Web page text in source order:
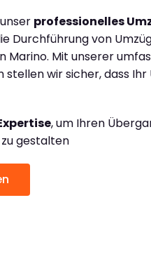
professionelles
Durchführung von
Marino. Mit unserer
wir sicher, dass Ihr
, um Ihren
gestalten